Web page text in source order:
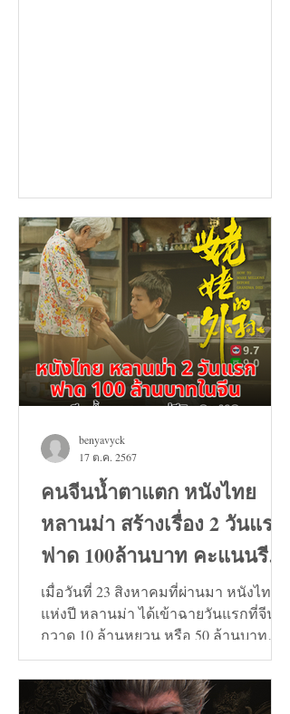
คนจีนน้ำตาแตก หนังไทย
หลานม่า สร้างเรื่อง 2 วันแรก
ฟาด 100ล้านบาท คะแนนรีวิว
9+
เมื่อวันที่ 23 สิงหาคมที่ผ่านมา หนังไทย
แห่งปี หลานม่า ได้เข้าฉายวันแรกที่จีน
กวาด 10 ล้านหยวน หรือ 50 ล้านบาท
และวันที่ 24 สิงหาคมทะลุ...
benyavyck
17 ต.ค. 2567